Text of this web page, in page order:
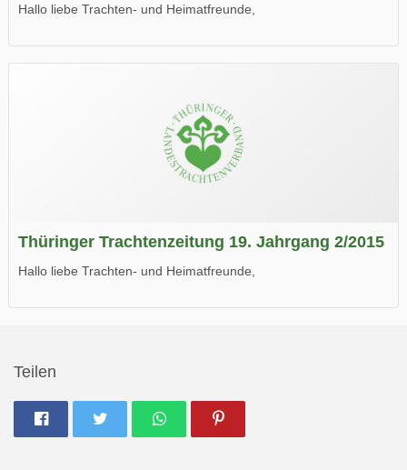
Hallo liebe Trachten- und Heimatfreunde,
Wir wünschen Euch viel Spaß beim Lesen.
Thüringer Trachtenzeitung 19. Jahrgang 2/2015
Hallo liebe Trachten- und Heimatfreunde,
Teilen